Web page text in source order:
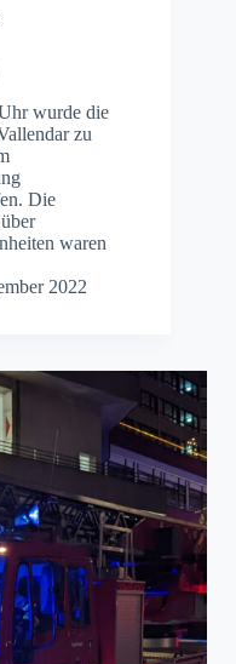
wurde die
zu
Die
waren
2022